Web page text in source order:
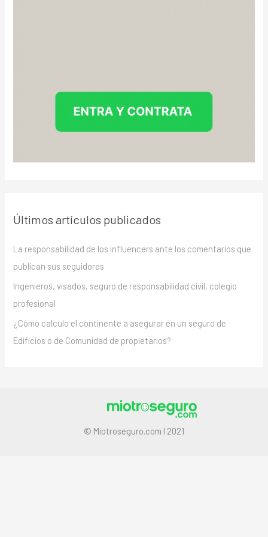
Últimos artículos publicados
La responsabilidad de los influencers ante los comentarios que
publican sus seguidores
Ingenieros, visados, seguro de responsabilidad civil, colegio
profesional
¿Cómo calculo el continente a asegurar en un seguro de
Edificios o de Comunidad de propietarios?
© Miotroseguro.com I 2021